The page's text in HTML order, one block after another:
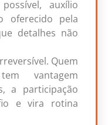
auxílio
oferecido pela
detalhes não
Quem
vantagem
a participação
e vira rotina